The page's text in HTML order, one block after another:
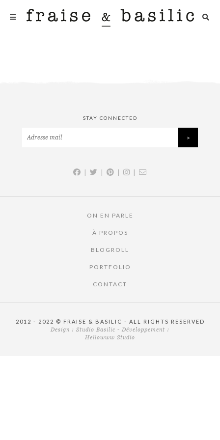
STAY CONNECTED
| | | |
ON EN PARLE
À PROPOS
BLOGROLL
PORTFOLIO
CONTACT
2012 - 2022 © FRAISE & BASILIC - ALL RIGHTS RESERVED
Design : Studio Basilic - Développement :
Hellowww Studio